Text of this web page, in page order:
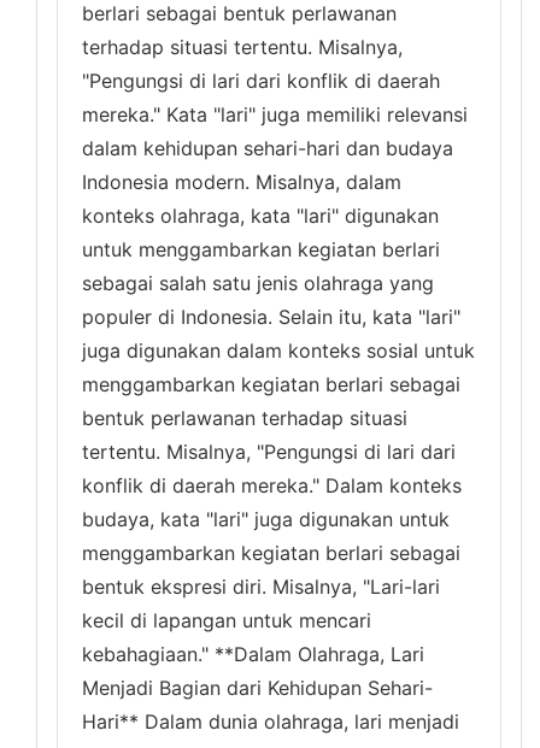
berlari sebagai bentuk perlawanan
terhadap situasi tertentu. Misalnya,
"Pengungsi di lari dari konflik di daerah
mereka." Kata "lari" juga memiliki relevansi
dalam kehidupan sehari-hari dan budaya
Indonesia modern. Misalnya, dalam
konteks olahraga, kata "lari" digunakan
untuk menggambarkan kegiatan berlari
sebagai salah satu jenis olahraga yang
populer di Indonesia. Selain itu, kata "lari"
juga digunakan dalam konteks sosial untuk
menggambarkan kegiatan berlari sebagai
bentuk perlawanan terhadap situasi
tertentu. Misalnya, "Pengungsi di lari dari
konflik di daerah mereka." Dalam konteks
budaya, kata "lari" juga digunakan untuk
menggambarkan kegiatan berlari sebagai
bentuk ekspresi diri. Misalnya, "Lari-lari
kecil di lapangan untuk mencari
kebahagiaan." **Dalam Olahraga, Lari
Menjadi Bagian dari Kehidupan Sehari-
Hari** Dalam dunia olahraga, lari menjadi